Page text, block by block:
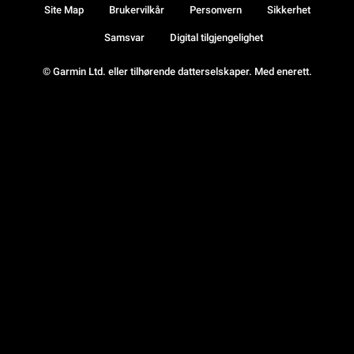
© Garmin Ltd. eller tilhørende datterselskaper. Med enerett.
Site Map Brukervilkår Personvern Sikkerhet
Samsvar Digital tilgjengelighet